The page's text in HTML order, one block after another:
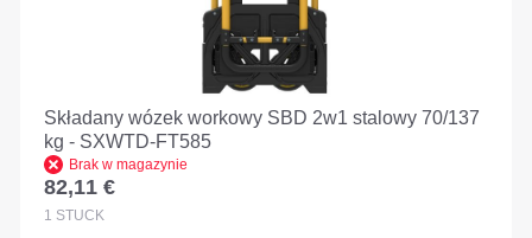
Składany wózek workowy SBD 2w1 stalowy 70/137
kg - SXWTD-FT585
Brak w magazynie
Cena regularna:
82,11 €
1 STÜCK